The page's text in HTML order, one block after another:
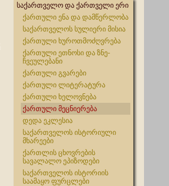
საქართველო და ქართველი ერი
ქართული ენა და დამწერლობა
საქართველოს სულიერი მისია
ქართული ხუროთმოძღვრება
ქართული ეთნოსი და ზნე-
ჩვეულებანი
ქართული გვარები
ქართული ლიტერატურა
ქართული ხელოვნება
ქართული მეცნიერება
დედა ეკლესია
საქართველოს ისტორიული
მხარეები
ქართლის ცხოვრების
სავალალო ეპიზოდები
საქართველოს ისტორიის
საამაყო ფურცლები